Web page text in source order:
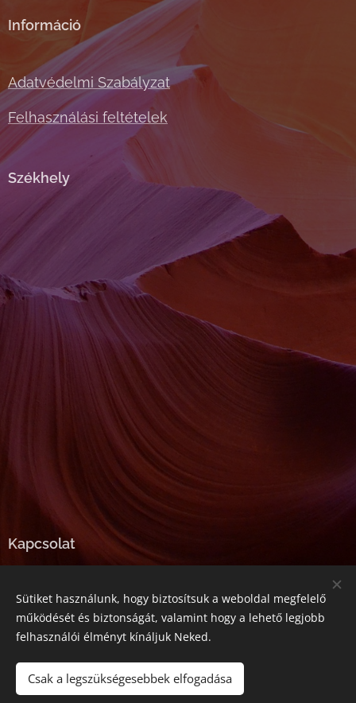
Információ
Adatvédelmi Szabályzat
Felhasználási feltételek
Székhely
Kapcsolat
Telefonszám:+36-20-357-5545
Sütiket használunk, hogy biztosítsuk a weboldal megfelelő
működését és biztonságát, valamint hogy a lehető legjobb
felhasználói élményt kínáljuk Neked.
Csak a legszükségesebbek elfogadása